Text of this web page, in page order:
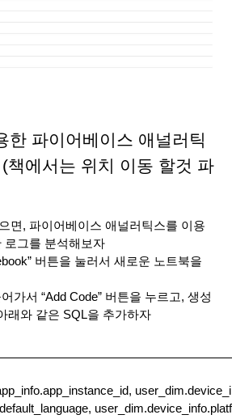
한 파이어베이스 애널러틱
책에서는 위치 이동 할것 파
면, 파이어베이스 애널러틱스를 이용
로그를 분석해보자
버튼을 눌러서 새로운 노트북을
가서 “Add Code” 버튼을 누르고, 생성
래와 같은 SQL을 추가하자